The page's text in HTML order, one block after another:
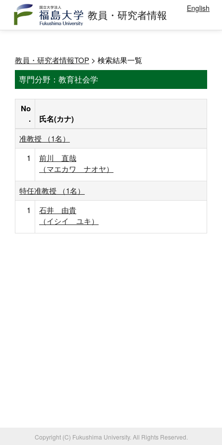
教員・研究者情報 English
教員・研究者情報TOP > 検索結果一覧
専門分野：教育社会学
No
.
氏名(カナ)
准教授 （1名）
1
前川 直哉
（マエカワ ナオヤ）
特任准教授 （1名）
1
石井 由貴
（イシイ ユキ）
Copyright (C) Fukushima University. All Rights Reserved.